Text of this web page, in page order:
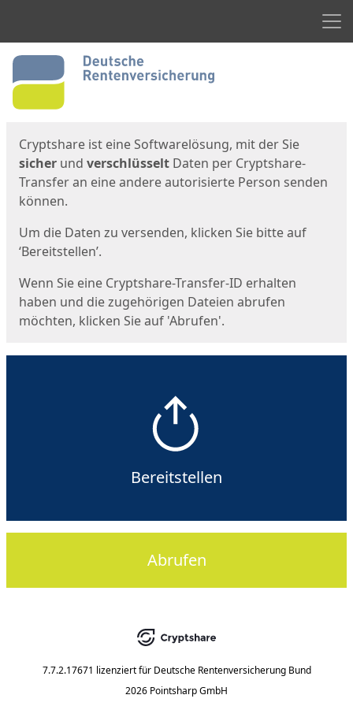
Start
Cryptshare ist eine Softwarelösung, mit der Sie
sicher und verschlüsselt Daten per Cryptshare-
Transfer an eine andere autorisierte Person senden
können.
Um die Daten zu versenden, klicken Sie bitte auf
‘Bereitstellen’.
Wenn Sie eine Cryptshare-Transfer-ID erhalten
haben und die zugehörigen Dateien abrufen
möchten, klicken Sie auf 'Abrufen'.
Bereitstellen
Abrufen
7.7.2.17671 lizenziert für Deutsche Rentenversicherung Bund
2026 Pointsharp GmbH